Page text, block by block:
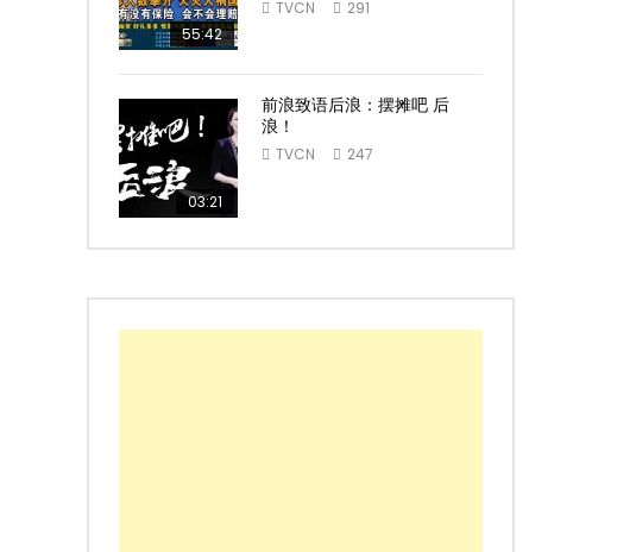
55:42
TVCN 291
03:21
前浪致语后浪：摆摊吧 后
浪！
TVCN 247